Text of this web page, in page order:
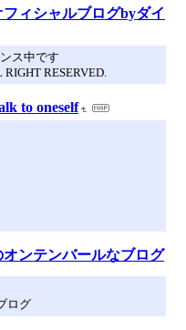
ィシャルブログbyダイ
ス中です
RESERVED.
to oneself
ンテンバールなブログ
ログ